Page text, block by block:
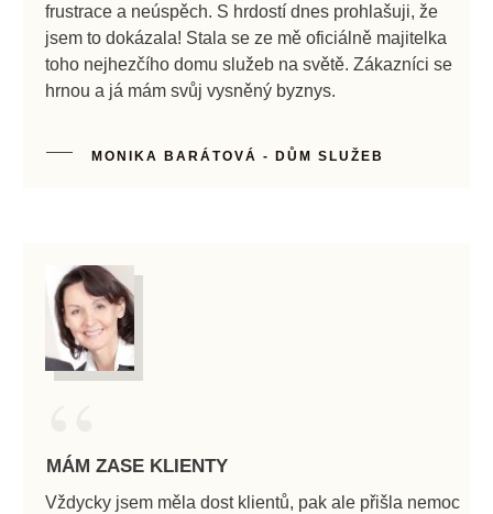
frustrace a neúspěch. S hrdostí dnes prohlašuji, že
jsem to dokázala! Stala se ze mě oficiálně majitelka
toho nejhezčího domu služeb na světě. Zákazníci se
hrnou a já mám svůj vysněný byznys.
MONIKA BARÁTOVÁ - DŮM SLUŽEB
“
MÁM ZASE KLIENTY
Vždycky jsem měla dost klientů, pak ale přišla nemoc